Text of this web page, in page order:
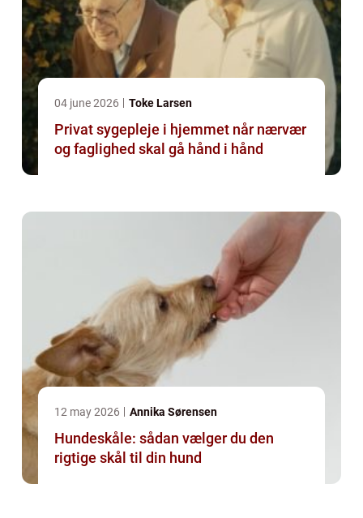
04 june 2026 Toke Larsen
Privat sygepleje i hjemmet når nærvær
og faglighed skal gå hånd i hånd
12 may 2026 Annika Sørensen
Hundeskåle: sådan vælger du den
rigtige skål til din hund